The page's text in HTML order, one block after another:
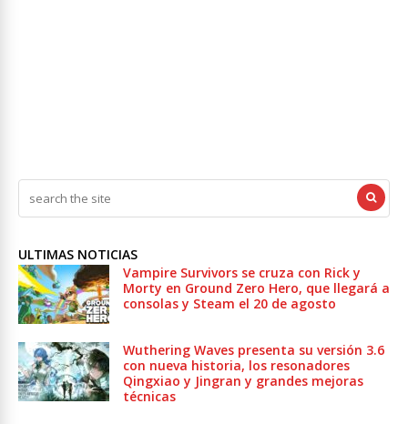
ULTIMAS NOTICIAS
Vampire Survivors se cruza con Rick y
Morty en Ground Zero Hero, que llegará a
consolas y Steam el 20 de agosto
Wuthering Waves presenta su versión 3.6
con nueva historia, los resonadores
Qingxiao y Jingran y grandes mejoras
técnicas